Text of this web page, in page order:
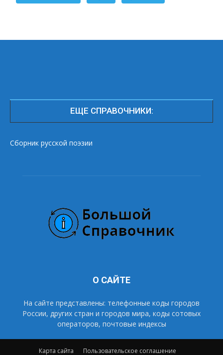
ЕЩЕ СПРАВОЧНИКИ:
Сборник русской поэзии
О САЙТЕ
На сайте представлены: телефонные коды городов
России, других стран и городов мира, коды сотовых
операторов, почтовые индексы
Карта сайта Пользовательское соглашение